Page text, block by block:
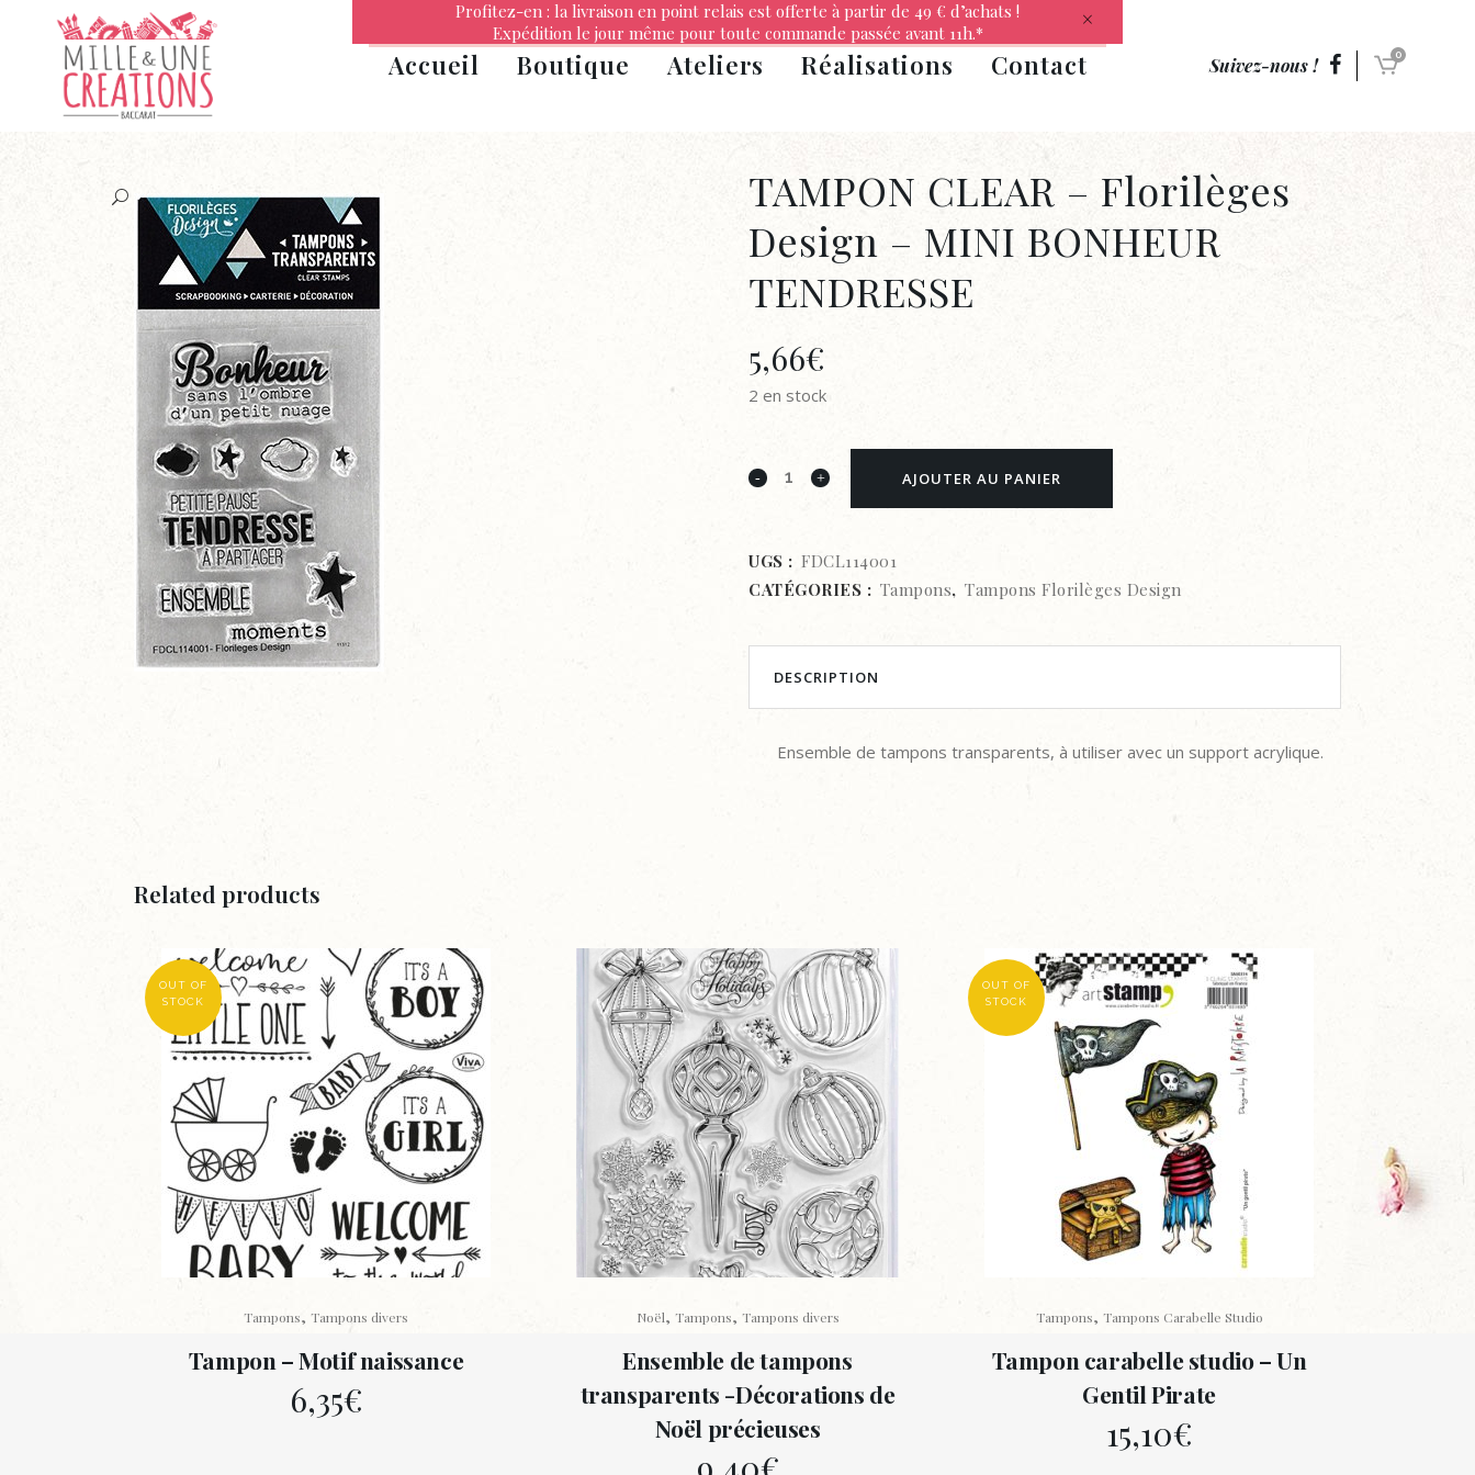
Suivez-nous ! 0
Accueil Boutique Ateliers Réalisations Contact
TAMPON CLEAR – Florilèges
Design – MINI BONHEUR
TENDRESSE
5,66€
2 en stock
TAMPON
-
Florilèges
BONHEUR
AJOUTER AU PANIER
UGS : FDCL114001
CATÉGORIES : Tampons, Tampons Florilèges Design
DESCRIPTION
Ensemble de tampons transparents, à utiliser avec un support acrylique.
Related products
OUT OF
STOCK
Tampons, Tampons divers
Tampon – Motif naissance
6,35€
Noël, Tampons, Tampons divers
Ensemble de tampons
transparents -Décorations de
Noël précieuses
OUT OF
STOCK
Tampons, Tampons Carabelle Studio
Tampon carabelle studio – Un
Gentil Pirate
15,10€
Profitez-en : la livraison en point relais est offerte à partir de 49 € d’achats !
Expédition le jour même pour toute commande passée avant 11h.*